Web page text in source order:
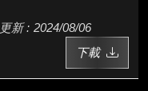
2024/08/06
下載